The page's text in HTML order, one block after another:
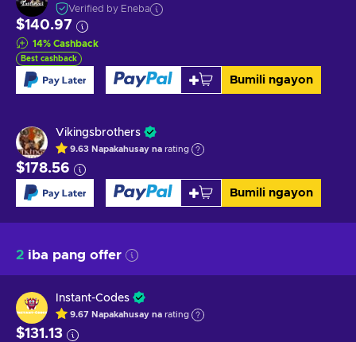
Verified by Eneba
$140.97
14% Cashback
Best cashback
Bumili ngayon
Vikingsbrothers
9.63 Napakahusay na rating
$178.56
Bumili ngayon
2 iba pang offer
Instant-Codes
9.67 Napakahusay na rating
$131.13